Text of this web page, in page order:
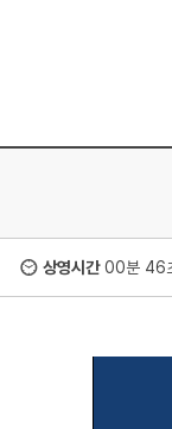
상영시간00분 46